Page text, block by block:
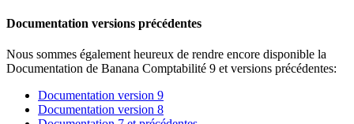
Documentation versions précédentes
Nous sommes également heureux de rendre encore disponible la
Documentation de Banana Comptabilité 9 et versions précédentes:
Documentation version 9
Documentation version 8